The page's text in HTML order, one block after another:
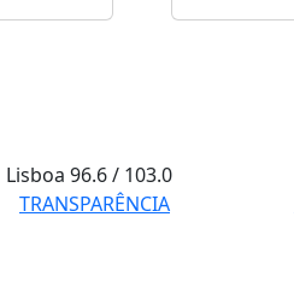
Lisboa96.6 / 103.0
TRANSPARÊNCIA